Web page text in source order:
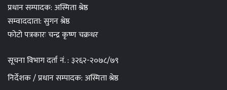
प्रधान सम्पादक: अस्मिता श्रेष्ठ
सम्वाददाता: सुगन श्रेष्ठ
फोटो पत्रकारः चन्द्र कृष्ण चक्रधर
सूचना विभाग दर्ता नं. : ३२६२-२०७८/७९
निर्देशक / प्रधान सम्पादक: अस्मिता श्रेष्ठ